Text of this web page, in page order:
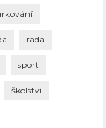
rada
sport
školství